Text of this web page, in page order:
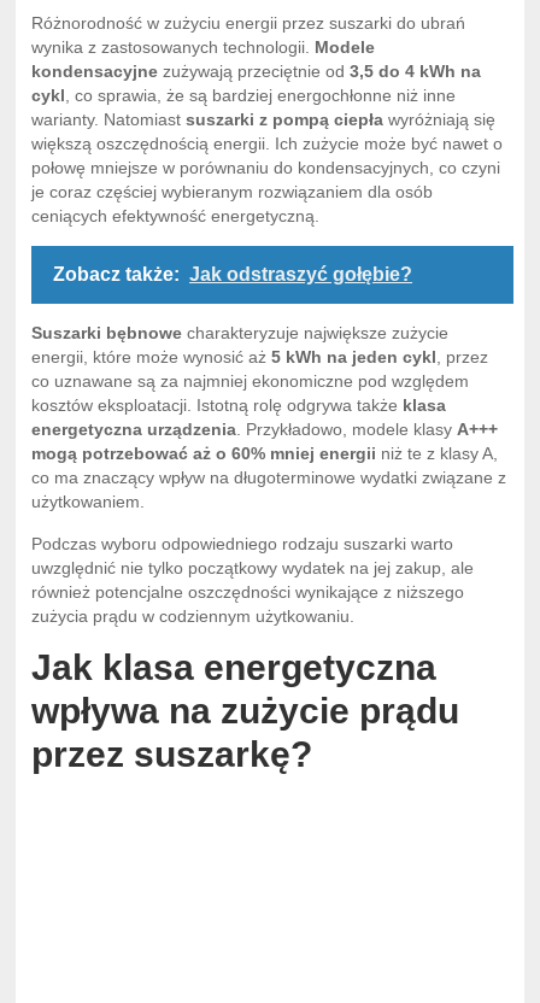
Różnorodność w zużyciu energii przez suszarki do ubrań
wynika z zastosowanych technologii. Modele
kondensacyjne zużywają przeciętnie od3,5 do 4 kWh na
cykl, co sprawia, że są bardziej energochłonne niż inne
warianty. Natomiastsuszarki z pompą ciepła wyróżniają się
większą oszczędnością energii. Ich zużycie może być nawet o
połowę mniejsze w porównaniu do kondensacyjnych, co czyni
je coraz częściej wybieranym rozwiązaniem dla osób
ceniących efektywność energetyczną.
Zobacz także: Jak odstraszyć gołębie?
Suszarki bębnowe charakteryzuje największe zużycie
energii, które może wynosić aż5 kWh na jeden cykl, przez
co uznawane są za najmniej ekonomiczne pod względem
kosztów eksploatacji. Istotną rolę odgrywa także klasa
energetyczna urządzenia. Przykładowo, modele klasyA+++
mogą potrzebować aż o 60% mniej energii niż te z klasy A,
co ma znaczący wpływ na długoterminowe wydatki związane z
użytkowaniem.
Podczas wyboru odpowiedniego rodzaju suszarki warto
uwzględnić nie tylko początkowy wydatek na jej zakup, ale
również potencjalne oszczędności wynikające z niższego
zużycia prądu w codziennym użytkowaniu.
Jak klasa energetyczna
wpływa na zużycie prądu
przez suszarkę?